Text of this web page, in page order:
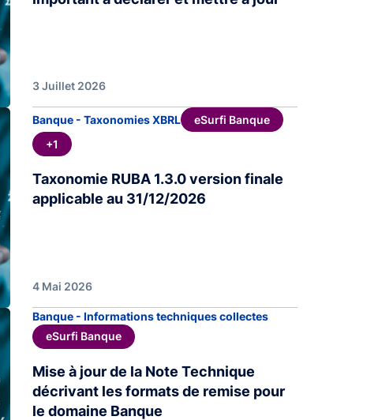
3 Juillet 2026
Banque - Taxonomies XBRL
eSurfi Banque
+1
Taxonomie RUBA 1.3.0 version finale
applicable au 31/12/2026
4 Mai 2026
Banque - Informations techniques collectes
eSurfi Banque
Mise à jour de la Note Technique
décrivant les formats de remise pour
le domaine Banque